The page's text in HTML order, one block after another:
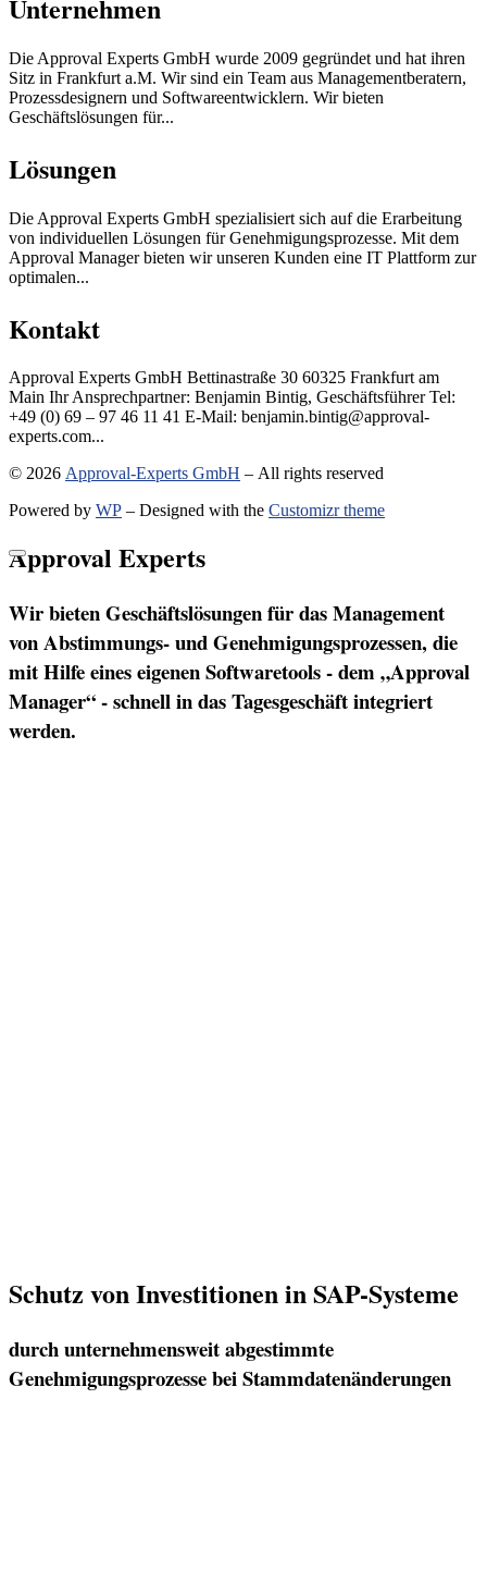
Approval Experts
Wir bieten Geschäftslösungen für das Management
von Abstimmungs- und Genehmigungsprozessen, die
mit Hilfe eines eigenen Softwaretools - dem „Approval
Manager“ - schnell in das Tagesgeschäft integriert
werden.
Schutz von Investitionen in SAP-Systeme
durch unternehmensweit abgestimmte
Genehmigungsprozesse bei Stammdatenänderungen
Unternehmen
Die Approval Experts GmbH wurde 2009 gegründet und hat ihren
Sitz in Frankfurt a.M. Wir sind ein Team aus Managementberatern,
Prozessdesignern und Softwareentwicklern. Wir bieten
Geschäftslösungen für...
Lösungen
Die Approval Experts GmbH spezialisiert sich auf die Erarbeitung
von individuellen Lösungen für Genehmigungsprozesse. Mit dem
Approval Manager bieten wir unseren Kunden eine IT Plattform zur
optimalen...
Kontakt
Approval Experts GmbH Bettinastraße 30 60325 Frankfurt am
Main Ihr Ansprechpartner: Benjamin Bintig, Geschäftsführer Tel:
+49 (0) 69 – 97 46 11 41 E-Mail: benjamin.bintig@approval-
experts.com...
© 2026 Approval-Experts GmbH – All rights reserved
Powered by WP – Designed with the Customizr theme